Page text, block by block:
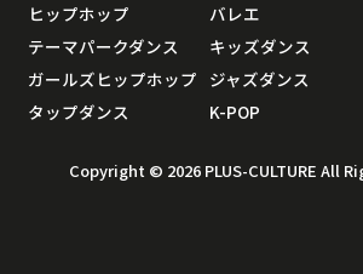
ヒップホップ
テーマパークダンス
ガールズヒップホップ
タップダンス
バレエ
キッズダンス
ジャズダンス
K-POP
Copyright © 2026 PLUS-CULTURE All